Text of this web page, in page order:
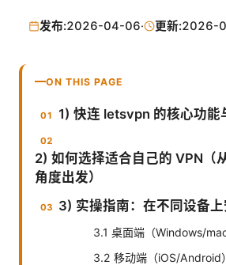
发布:2026-04-06· 更新:2026-
ON THIS PAGE
1) 快连 letsvpn 的核心功能
2) 如何选择适合自己的 VPN（
角度出发）
3) 实操指南：在不同设备
3.1 桌面端（Windows/
3.2 移动端（iOS/Android）